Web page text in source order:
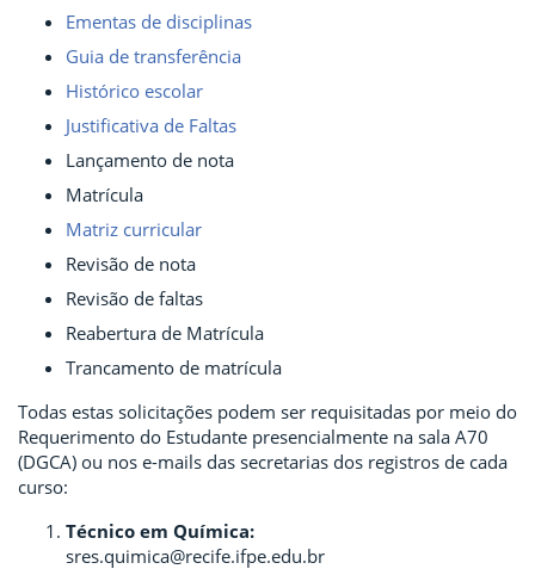
Ementas de disciplinas
Guia de transferência
Histórico escolar
Justificativa de Faltas
Lançamento de nota
Matrícula
Matriz curricular
Revisão de nota
Revisão de faltas
Reabertura de Matrícula
Trancamento de matrícula
Todas estas solicitações podem ser requisitadas por meio do
Requerimento do Estudante presencialmente na sala A70
(DGCA) ou nos e-mails das secretarias dos registros de cada
curso:
Técnico em Química:
sres.quimica@recife.ifpe.edu.br